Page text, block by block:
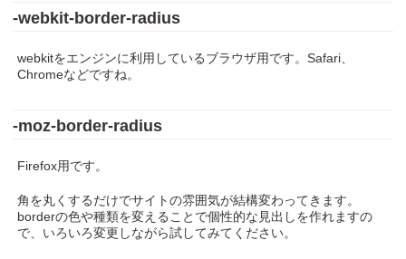
-webkit-border-radius
webkitをエンジンに利用しているブラウザ用です。Safari、
Chromeなどですね。
-moz-border-radius
Firefox用です。
角を丸くするだけでサイトの雰囲気が結構変わってきます。
borderの色や種類を変えることで個性的な見出しを作れますの
で、いろいろ変更しながら試してみてください。